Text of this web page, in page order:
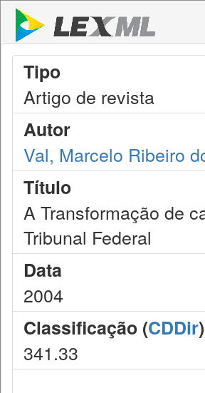
Tipo
Artigo de revista
Autor
Val, Marcelo Ribeiro
Título
A Transformação de
Tribunal Federal
Data
2004
Classificação (CDDir)
341.33